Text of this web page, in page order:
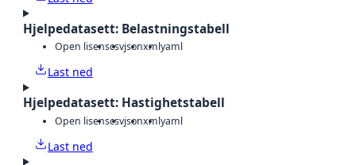
Hjelpedatasett: Belastningstabell
Open lisenscsvjsonxmlyaml
Last ned
Hjelpedatasett: Hastighetstabell
Open lisenscsvjsonxmlyaml
Last ned